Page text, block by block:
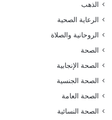
الذهب
الرعاية الصحية
الروحانية والصلاة
الصحة
الصحة الإنجابية
الصحة الجنسية
الصحة العامة
الصحة النسائية